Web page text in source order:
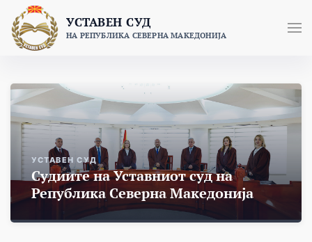
content
УСТАВЕН СУД
НА РЕПУБЛИКА СЕВЕРНА МАКЕДОНИЈА
УСТАВЕН СУД
Судиите на Уставниот суд на
Република Северна Македонија